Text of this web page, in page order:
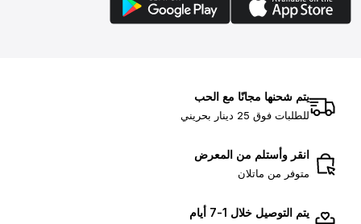
يتم شحنها مجانًا مع الحب
للطلبات فوق 25 دينار بحريني
انقر وأستلم من المعرض
متوفر من ماتلان
يتم التوصيل خلال 1-7 أيام